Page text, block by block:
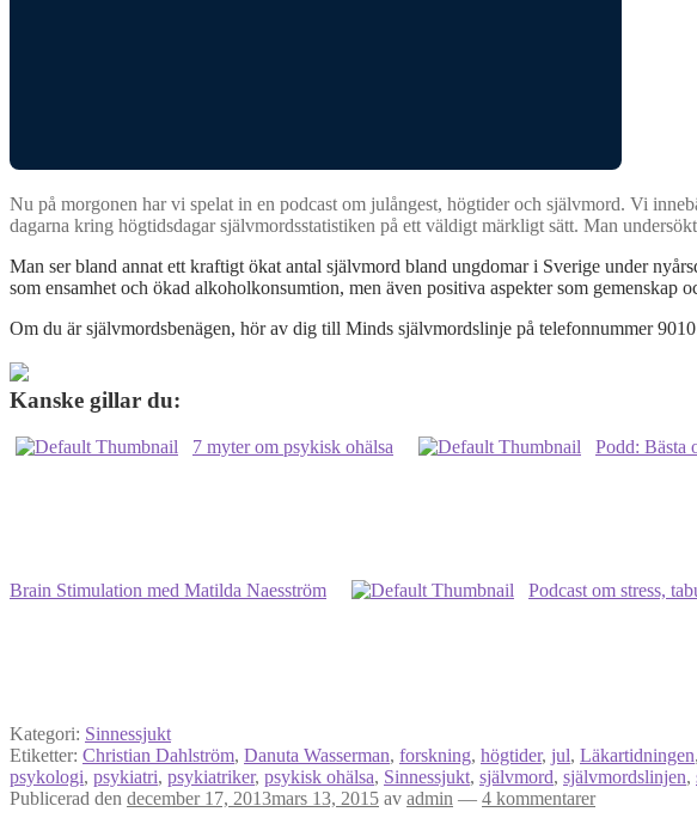
Nu på morgonen har vi spelat in en podcast om julångest, högtider och självmord. Vi
dagarna kring högtidsdagar självmordsstatistiken på ett väldigt märkligt sätt. Man
Man ser bland annat ett kraftigt ökat antal självmord bland ungdomar i Sverige under
som ensamhet och ökad alkoholkonsumtion, men även positiva aspekter som
Om du är självmordsbenägen, hör av dig till Minds självmordslinje på telefonnummer
Kanske gillar du:
7 myter om psykisk ohälsa Podd: Bästa
Brain Stimulation med Matilda Naesström Podcast om stress,
Kategori: Sinnessjukt
Etiketter: Christian Dahlström, Danuta Wasserman, forskning, högtider, jul, Läkartidningen,
psykologi, psykiatri, psykiatriker, psykisk ohälsa, Sinnessjukt, självmord, självmordslinjen,
Publicerad den december 17, 2013mars 13, 2015 av admin — 4 kommentarer